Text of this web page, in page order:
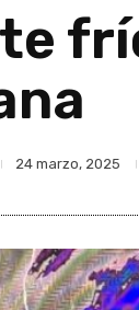
24 marzo, 2025